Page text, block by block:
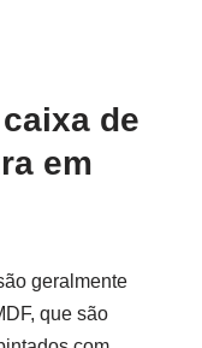
de
em
geralmente
que são